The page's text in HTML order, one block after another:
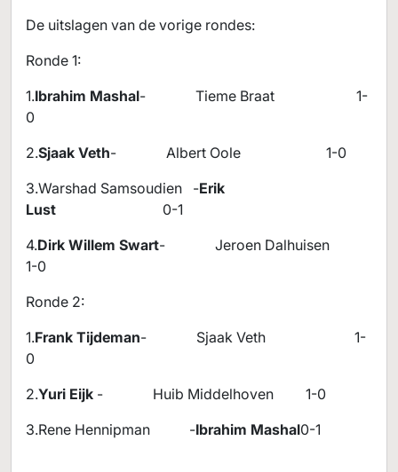
De uitslagen van de vorige rondes:
Ronde 1:
1.Ibrahim Mashal- Tieme Braat 1-
0
2.Sjaak Veth- Albert Oole 1-0
3.Warshad Samsoudien -Erik
Lust 0-1
4.Dirk Willem Swart- Jeroen Dalhuisen
1-0
Ronde 2:
1.Frank Tijdeman- Sjaak Veth 1-
0
2.Yuri Eijk - Huib Middelhoven 1-0
3.Rene Hennipman -Ibrahim Mashal0-1